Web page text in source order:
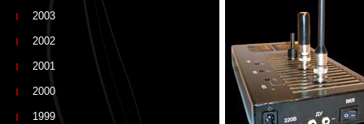
2003
2002
2001
2000
1999